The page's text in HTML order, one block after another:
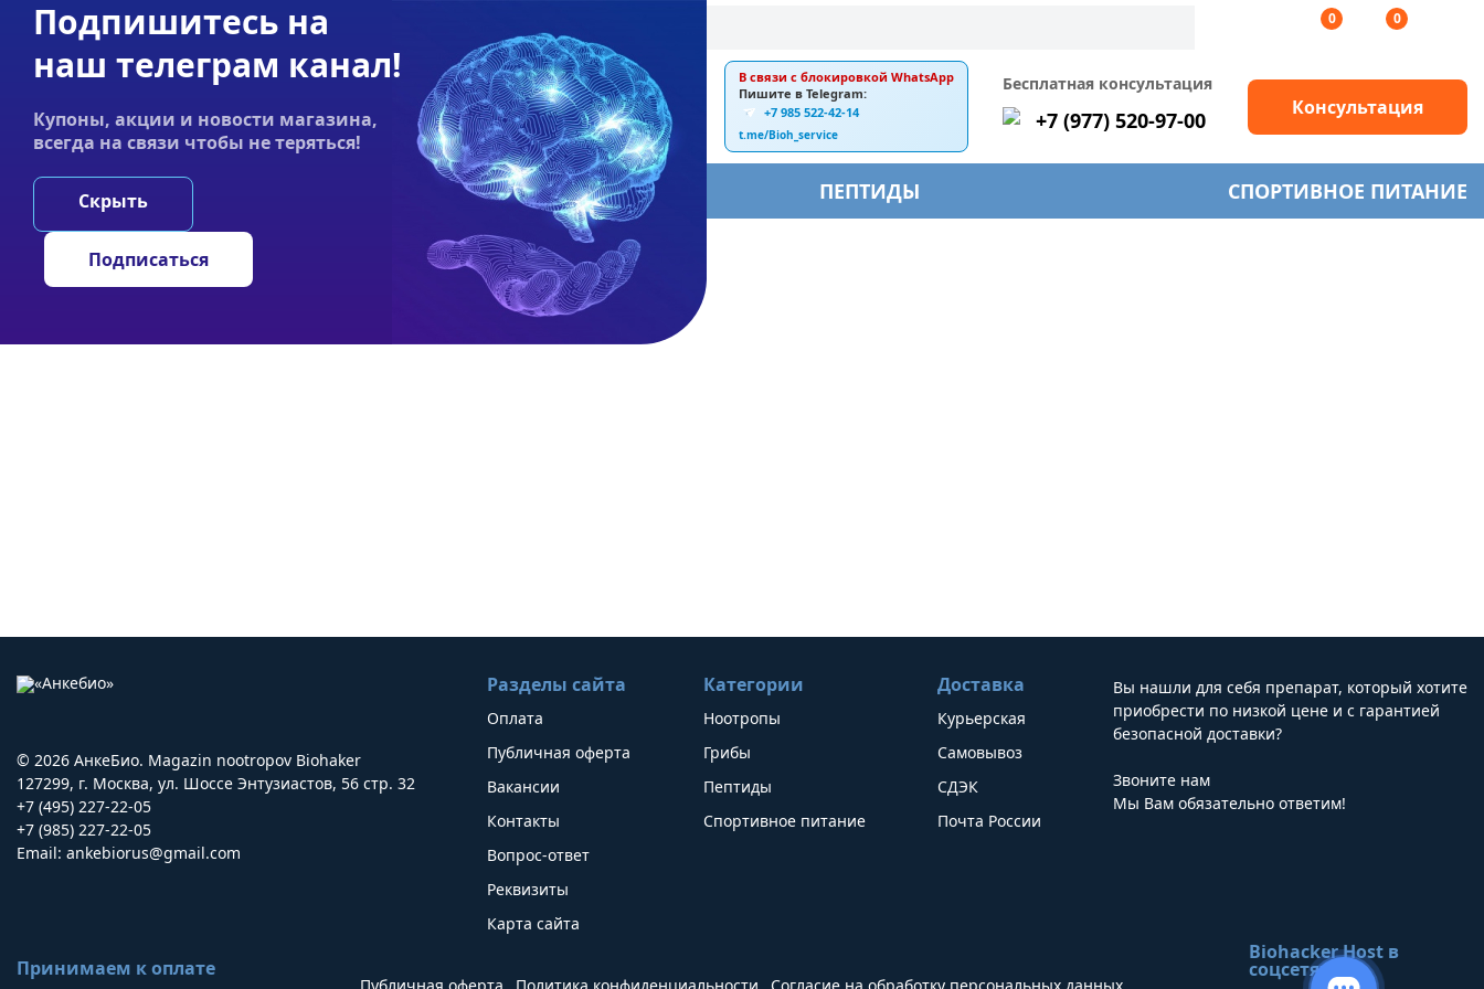
Акции Оплата Статьи 0 0
График работы:
Пн-пт 9:00–19:00
E-mail:
ankebiorus@gmail.com
В связи с блокировкой WhatsApp
Пишите в Telegram:
+7 985 522-42-14
t.me/Bioh_service
Бесплатная консультация
+7 (977) 520-97-00 Консультация
НООТРОПЫ ГРИБЫ ПЕПТИДЫ СПОРТИВНОЕ ПИТАНИЕ
© 2026 АнкеБио. Magazin nootropov Biohaker
127299, г. Москва, ул. Шоссе Энтузиастов, 56 стр. 32
+7 (495) 227-22-05
+7 (985) 227-22-05
Email: ankebiorus@gmail.com
Разделы сайта
Оплата
Публичная оферта
Вакансии
Контакты
Вопрос-ответ
Реквизиты
Карта сайта
Категории
Ноотропы
Грибы
Пептиды
Спортивное питание
Доставка
Курьерская
Самовывоз
СДЭК
Почта России
Вы нашли для себя препарат, который хотите
приобрести по низкой цене и с гарантией
безопасной доставки?
Звоните нам
Мы Вам обязательно ответим!
Принимаем к оплате
Biohacker Host в
соцсетях
Подпишитесь на
наш телеграм канал!
Купоны, акции и новости магазина,
всегда на связи чтобы не теряться!
Скрыть
Подписаться